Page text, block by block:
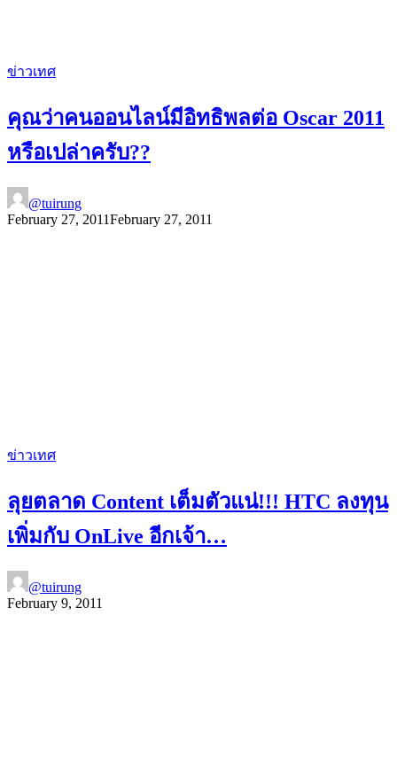
ข่าวเทศ
คุณว่าคนออนไลน์มีอิทธิพลต่อ Oscar 2011
หรือเปล่าครับ??
@tuirung
February 27, 2011February 27, 2011
ข่าวเทศ
ลุยตลาด Content เต็มตัวแน่!!! HTC ลงทุน
เพิ่มกับ OnLive อีกเจ้า…
@tuirung
February 9, 2011